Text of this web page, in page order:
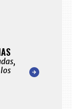
del
detallado de